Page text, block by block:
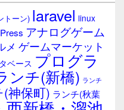
トーン) laravel linux
アナログゲーム
メ ゲームマーケット
ベース プログラ
ンチ(新橋) ランチ
神保町) ランチ(秋葉